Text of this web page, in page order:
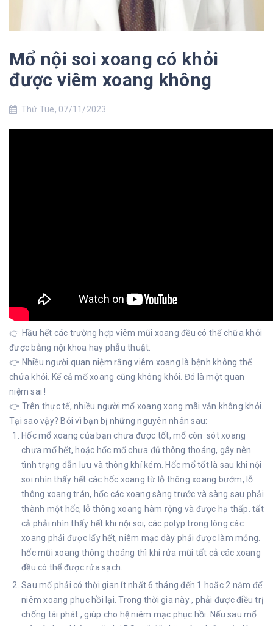
Mổ nội soi xoang có khỏi
được viêm xoang không
Thứ Tue, 07/11/2023
👉 Hầu hết các trường hợp viêm mũi xoang đều có thể chữa khỏi
được bằng nội khoa hay phẫu thuật.
👉 Nhiều người quan niệm rằng viêm xoang là bệnh không thể
chửa khỏi. Kể cả mổ xoang cũng không khỏi. Đó là một quan
niệm sai !
👉 Trên thực tế, nhiều người mổ xoang xong mãi vẫn không khỏi.
Tại sao vậy? Bởi vì bạn bị những nguyên nhân sau:
Hốc mổ xoang của bạn chưa được tốt, mổ còn sót xoang
chưa mổ hết, hoặc hốc mổ chưa đủ thông thoáng, gây nên
tình trạng dẫn lưu và thông khí kém. Hốc mổ tốt là sau khi nội
soi nhìn thấy hết các hốc xoang từ lỗ thông xoang bướm, lỗ
thông xoang trán, hốc các xoang sàng trước và sàng sau phải
thành một hốc, lỗ thông xoang hàm rộng và được hạ thấp. tất
cả phải nhìn thấy hết khi nội soi, các polyp trong lòng các
xoang phải được lấy hết, niêm mạc dày phải được làm mỏng.
hốc mũi xoang thông thoáng thì khi rửa mũi tất cả các xoang
đều có thể được rửa sạch.
Sau mổ phải có thời gian ít nhất 6 tháng đến 1 hoặc 2 năm để
niêm xoang phục hồi lại. Trong thời gia này , phải được điều trị
chống tái phát , giúp cho hệ niêm mạc phục hồi. Nếu sau mổ